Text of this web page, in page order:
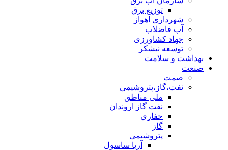
توزیع برق
شهرداری اهواز
آب فاضلاب
جهاد کشاورزی
توسعه نیشکر
بهداشت و سلامت
صنعت
صمت
نفت،گاز،پتروشیمی
ملی مناطق
نفت گاز اروندان
حفاری
گاز
پتروشیمی
آریا ساسول